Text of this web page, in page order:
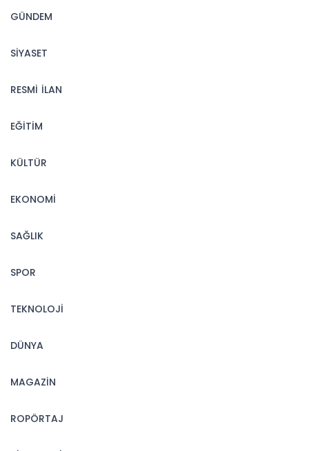
GÜNDEM
SİYASET
RESMİ İLAN
EĞİTİM
KÜLTÜR
EKONOMİ
SAĞLIK
SPOR
TEKNOLOJİ
DÜNYA
MAGAZİN
ROPÖRTAJ